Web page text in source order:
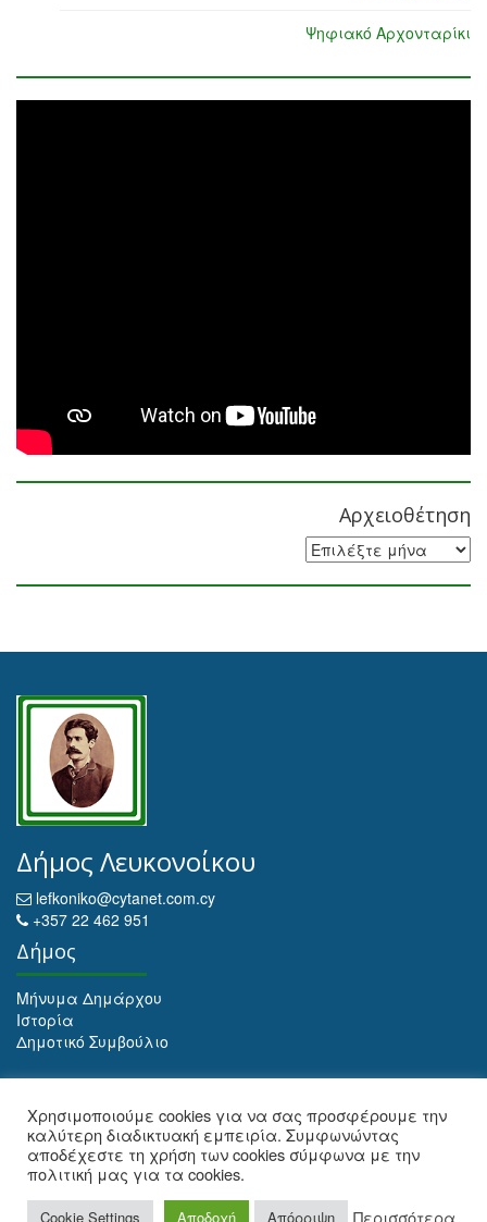
Ψηφιακό Αρχονταρίκι
Αρχειοθέτηση
Αρχειοθέτηση
Δήμος Λευκονοίκου
lefkoniko@cytanet.com.cy
+357 22 462 951
Δήμος
Μήνυμα Δημάρχου
Ιστορία
Δημοτικό Συμβούλιο
Αρχειοθέτηση
Web Design and Development by Maria Ioulianou
Χρησιμοποιούμε cookies για να σας προσφέρουμε την
καλύτερη διαδικτυακή εμπειρία. Συμφωνώντας
αποδέχεστε τη χρήση των cookies σύμφωνα με την
πολιτική μας για τα cookies.
Cookie Settings Αποδοχή Απόρριψη Περισσότερα